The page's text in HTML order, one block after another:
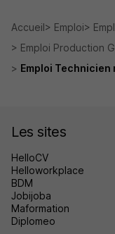
Accueil Emploi
Emploi Production
Emploi
Les sites
HelloCV
Helloworkplace
BDM
Jobijoba
Maformation
Diplomeo